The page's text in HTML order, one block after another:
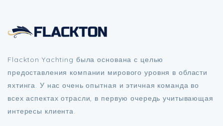
Flackton Yachting была основана с целью
предоставления компании мирового уровня в области
яхтинга. У нас очень опытная и этичная команда во
всех аспектах отрасли, в первую очередь учитывающая
интересы клиента.